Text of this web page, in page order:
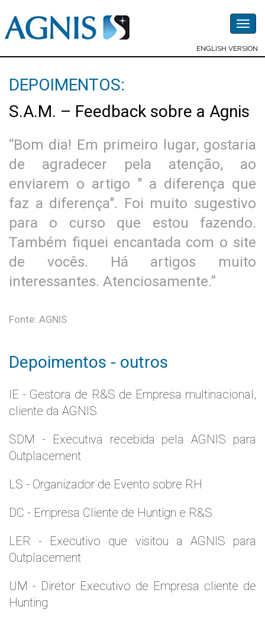
ENGLISH VERSION
DEPOIMENTOS:
S.A.M. – Feedback sobre a Agnis
“Bom dia! Em primeiro lugar, gostaria
de agradecer pela atenção, ao
enviarem o artigo " a diferença que
faz a diferença". Foi muito sugestivo
para o curso que estou fazendo.
Também fiquei encantada com o site
de vocês. Há artigos muito
interessantes. Atenciosamente.”
Fonte: AGNIS
Depoimentos - outros
IE - Gestora de R&S de Empresa multinacional,
cliente da AGNIS
SDM - Executiva recebida pela AGNIS para
Outplacement
LS - Organizador de Evento sobre RH
DC - Empresa Cliente de Huntign e R&S
LER - Executivo que visitou a AGNIS para
Outplacement
UM - Diretor Executivo de Empresa cliente de
Hunting